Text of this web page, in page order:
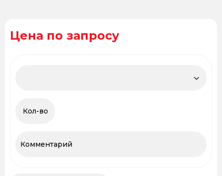
Цена по запросу